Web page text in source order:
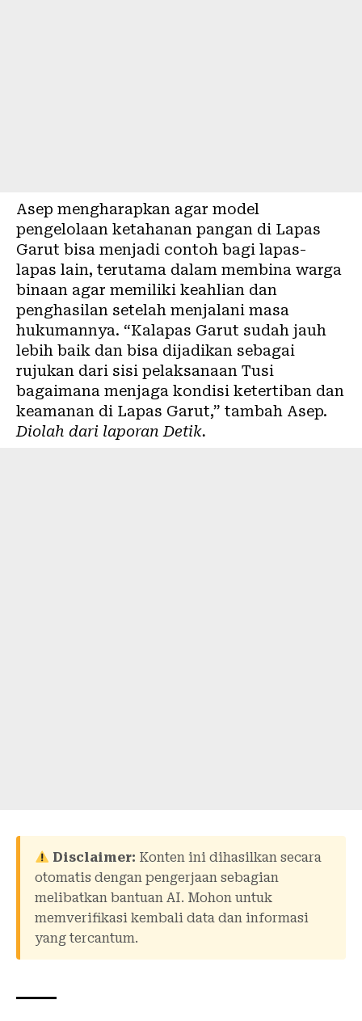
Asep mengharapkan agar model
pengelolaan ketahanan pangan di Lapas
Garut bisa menjadi contoh bagi lapas-
lapas lain, terutama dalam membina warga
binaan agar memiliki keahlian dan
penghasilan setelah menjalani masa
hukumannya. “Kalapas Garut sudah jauh
lebih baik dan bisa dijadikan sebagai
rujukan dari sisi pelaksanaan Tusi
bagaimana menjaga kondisi ketertiban dan
keamanan di Lapas Garut,” tambah Asep.
Diolah dari laporan Detik.
Disclaimer: Konten ini dihasilkan secara
otomatis dengan pengerjaan sebagian
melibatkan bantuan AI. Mohon untuk
memverifikasi kembali data dan informasi
yang tercantum.